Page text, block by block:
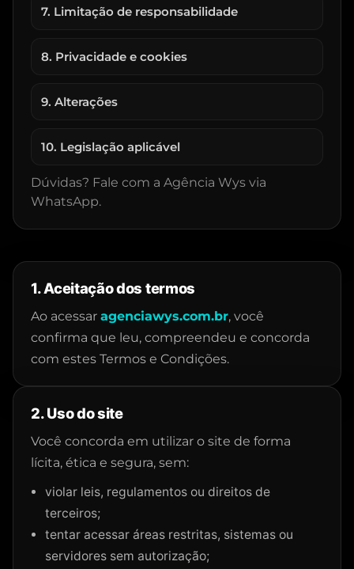
7. Limitação de responsabilidade
8. Privacidade e cookies
9. Alterações
10. Legislação aplicável
Dúvidas? Fale com a Agência Wys via
WhatsApp.
1. Aceitação dos termos
Ao acessar agenciawys.com.br, você
confirma que leu, compreendeu e concorda
com estes Termos e Condições.
2. Uso do site
Você concorda em utilizar o site de forma
lícita, ética e segura, sem:
violar leis, regulamentos ou direitos de
terceiros;
tentar acessar áreas restritas, sistemas ou
servidores sem autorização;